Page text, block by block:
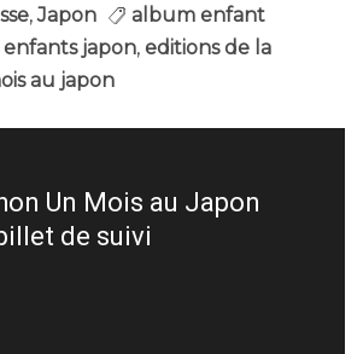
, Japon
album enfant
japon, editions de la
au japon
Un Mois au Japon
de suivi